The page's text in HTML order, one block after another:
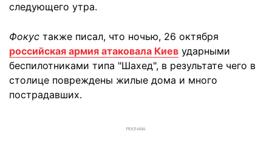
следующего утра.
Фокус также писал, что ночью, 26 октября
российская армия атаковала Киев ударными
беспилотниками типа "Шахед", в результате чего в
столице повреждены жилые дома и много
пострадавших.
РЕКЛАМА